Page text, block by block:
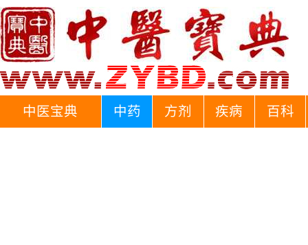
中医宝典 中药 方剂 疾病 百科